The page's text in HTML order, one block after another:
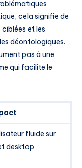
cela signifie de
ciblées et les
déontologiques.
pas à une
qui facilite le
fluide sur
desktop